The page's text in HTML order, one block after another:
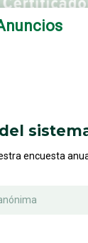
encuesta